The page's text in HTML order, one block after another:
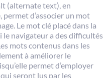
(alternate text), en
permet d’associer un mot
Le mot clé placé dans la
le navigateur a des difficultés
mots contenus dans les
à améliorer le
permet d’employer
seront lus par les